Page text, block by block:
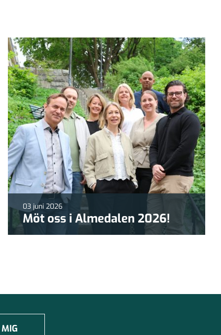
03 juni 2026
Möt oss i Almedalen 2026!